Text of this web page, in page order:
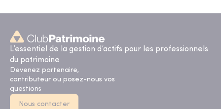
L’essentiel de la gestion d’actifs pour les professionnels
du patrimoine
Devenez partenaire,
contributeur ou posez-nous vos
questions
Nous contacter